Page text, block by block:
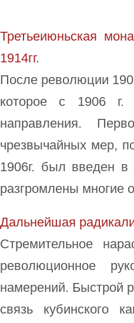
Третьеиюньская
1914гг.
После революции
которое с 1906 г.
направления.
чрезвычайных мер,
1906г. был введен в
разгромлены многие
Дальнейшая
Стремительное
революционное
намерений. Быстрой
связь кубинского